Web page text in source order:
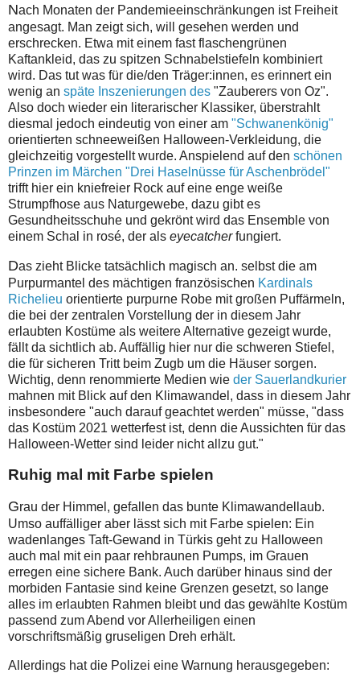
Nach Monaten der Pandemieeinschränkungen ist Freiheit
angesagt. Man zeigt sich, will gesehen werden und
erschrecken. Etwa mit einem fast flaschengrünen
Kaftankleid, das zu spitzen Schnabelstiefeln kombiniert
wird. Das tut was für die/den Träger:innen, es erinnert ein
wenig an späte Inszenierungen des "Zauberers von Oz".
Also doch wieder ein literarischer Klassiker, überstrahlt
diesmal jedoch eindeutig von einer am "Schwanenkönig"
orientierten schneeweißen Halloween-Verkleidung, die
gleichzeitig vorgestellt wurde. Anspielend auf den schönen
Prinzen im Märchen "Drei Haselnüsse für Aschenbrödel"
trifft hier ein kniefreier Rock auf eine enge weiße
Strumpfhose aus Naturgewebe, dazu gibt es
Gesundheitsschuhe und gekrönt wird das Ensemble von
einem Schal in rosé, der als eyecatcherfungiert.
Das zieht Blicke tatsächlich magisch an. selbst die am
Purpurmantel des mächtigen französischen Kardinals
Richelieu orientierte purpurne Robe mit großen Puffärmeln,
die bei der zentralen Vorstellung der in diesem Jahr
erlaubten Kostüme als weitere Alternative gezeigt wurde,
fällt da sichtlich ab. Auffällig hier nur die schweren Stiefel,
die für sicheren Tritt beim Zugb um die Häuser sorgen.
Wichtig, denn renommierte Medien wie der Sauerlandkurier
mahnen mit Blick auf den Klimawandel, dass in diesem Jahr
insbesondere "auch darauf geachtet werden" müsse, "dass
das Kostüm 2021 wetterfest ist, denn die Aussichten für das
Halloween-Wetter sind leider nicht allzu gut."
Ruhig mal mit Farbe spielen
Grau der Himmel, gefallen das bunte Klimawandellaub.
Umso auffälliger aber lässt sich mit Farbe spielen: Ein
wadenlanges Taft-Gewand in Türkis geht zu Halloween
auch mal mit ein paar rehbraunen Pumps, im Grauen
erregen eine sichere Bank. Auch darüber hinaus sind der
morbiden Fantasie sind keine Grenzen gesetzt, so lange
alles im erlaubten Rahmen bleibt und das gewählte Kostüm
passend zum Abend vor Allerheiligen einen
vorschriftsmäßig gruseligen Dreh erhält.
A llerdings hat die Polizei eine Warnung herausgegeben: